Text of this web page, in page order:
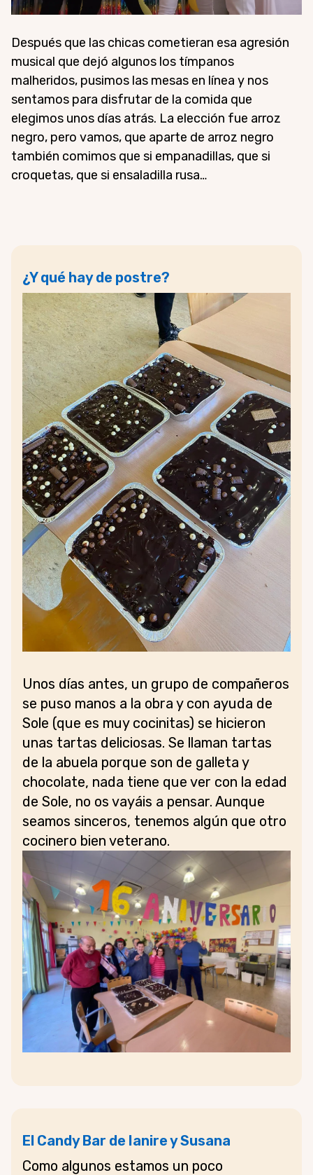
Después que las chicas cometieran esa agresión
musical que dejó algunos los tímpanos
malheridos, pusimos las mesas en línea y nos
sentamos para disfrutar de la comida que
elegimos unos días atrás. La elección fue arroz
negro, pero vamos, que aparte de arroz negro
también comimos que si empanadillas, que si
croquetas, que si ensaladilla rusa…
¿Y qué hay de postre?
Unos días antes, un grupo de compañeros
se puso manos a la obra y con ayuda de
Sole (que es muy cocinitas) se hicieron
unas tartas deliciosas. Se llaman tartas
de la abuela porque son de galleta y
chocolate, nada tiene que ver con la edad
de Sole, no os vayáis a pensar. Aunque
seamos sinceros, tenemos algún que otro
cocinero bien veterano.
El Candy Bar de Ianire y Susana
Como algunos estamos un poco